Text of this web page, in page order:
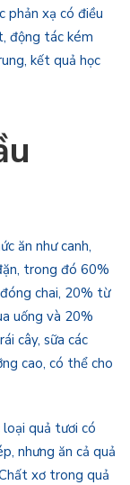
phản xạ có điều
động tác kém
kết quả học
ăn như canh,
trong đó 60%
chai, 20% từ
uống và 20%
cây, sữa các
cao, có thể cho
quả tươi có
nhưng ăn cả quả
xơ trong quả